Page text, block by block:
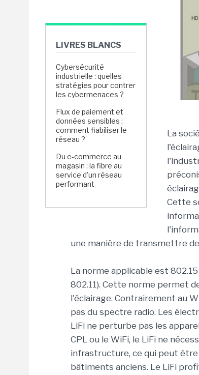
LIVRES BLANCS
Cybersécurité
industrielle : quelles
stratégies pour contrer
les cybermenaces ?
Flux de paiement et
données sensibles :
comment fiabiliser le
réseau ?
Du e-commerce au
magasin : la fibre au
service d'un réseau
performant
La
Cette
une manière de transmettre
La norme applicable est
802.11). Cette norme permet
l'éclairage. Contrairement au
pas du spectre radio. Les
LiFi ne perturbe pas les
CPL ou le WiFi, le LiFi ne
infrastructure, ce qui peut
bâtiments anciens. Le LiFi